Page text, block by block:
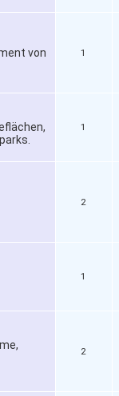
von
1
1
2
1
2